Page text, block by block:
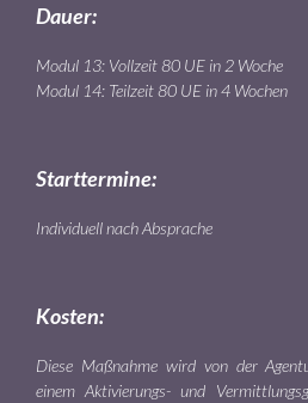
Dauer:
Modul 13: Vollzeit 80 UE in 2 Woche
Modul 14: Teilzeit 80 UE in 4 Wochen
Starttermine:
Individuell nach Absprache
Kosten:
Diese Maßnahme wird von der
einem Aktivierungs- und